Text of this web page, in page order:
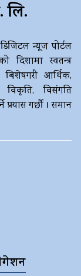
लि.
न्यूज पोर्टल
दिशामा स्वतन्त्र
बिशेषगरी आर्थिक,
विकृति, विसंगति
गर्छौ । समान